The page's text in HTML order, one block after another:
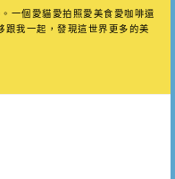
一個愛貓愛拍照愛美食愛咖啡還
跟我一起，發現這世界更多的美